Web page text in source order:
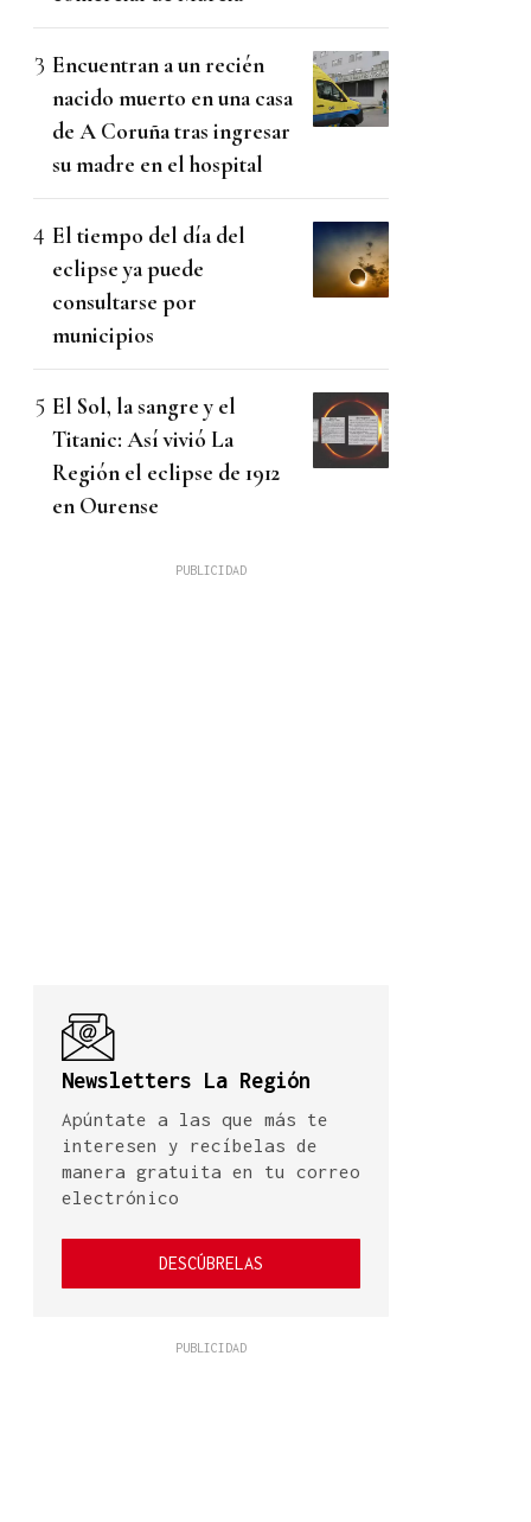
Encuentran a un recién
nacido muerto en una casa
de A Coruña tras ingresar
su madre en el hospital
El tiempo del día del
eclipse ya puede
consultarse por
municipios
El Sol, la sangre y el
Titanic: Así vivió La
Región el eclipse de 1912
en Ourense
Newsletters La Región
Apúntate a las que más te
interesen y recíbelas de
manera gratuita en tu correo
electrónico
DESCÚBRELAS